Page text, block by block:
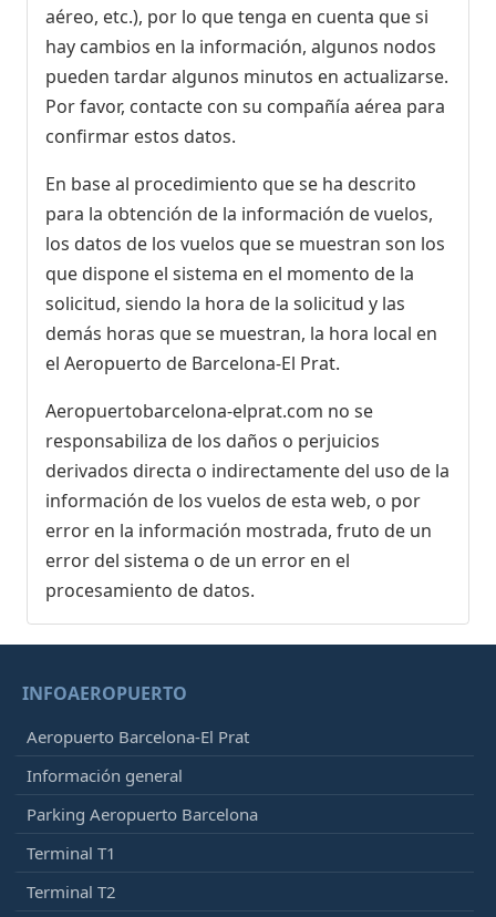
aéreo, etc.), por lo que tenga en cuenta que si
hay cambios en la información, algunos nodos
pueden tardar algunos minutos en actualizarse.
Por favor, contacte con su compañía aérea para
confirmar estos datos.
En base al procedimiento que se ha descrito
para la obtención de la información de vuelos,
los datos de los vuelos que se muestran son los
que dispone el sistema en el momento de la
solicitud, siendo la hora de la solicitud y las
demás horas que se muestran, la hora local en
el Aeropuerto de Barcelona-El Prat.
Aeropuertobarcelona-elprat.com no se
responsabiliza de los daños o perjuicios
derivados directa o indirectamente del uso de la
información de los vuelos de esta web, o por
error en la información mostrada, fruto de un
error del sistema o de un error en el
procesamiento de datos.
INFOAEROPUERTO
Aeropuerto Barcelona-El Prat
Información general
Parking Aeropuerto Barcelona
Terminal T1
Terminal T2